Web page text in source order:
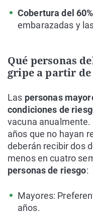
Cobertura del 60%
embarazadas y
Qué personas
gripe a partir
Las personas
condiciones de
vacuna
años que no hayan
deberán recibir dos
menos en cuatro
personas de riesgo:
Mayores:
años.